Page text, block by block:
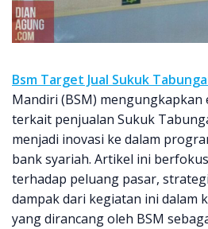
Bsm Target Jual Sukuk
Mandiri (BSM) mengungkapkan
terkait penjualan Sukuk
menjadi inovasi ke dalam
bank syariah. Artikel ini
terhadap peluang pasar,
dampak dari kegiatan ini dalam
yang dirancang oleh BSM